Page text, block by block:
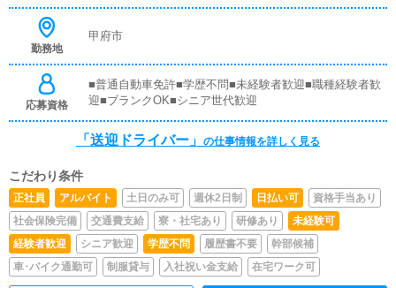
事務所や待機室の清掃を行っていただきます。キャストの
勤務地
甲府市
応募資格
■普通自動車免許■学歴不問■未経験者歓迎■職種経験者歓
迎■ブランクOK■シニア世代歓迎
「送迎ドライバー」 の仕事情報を詳しく見る
こだわり条件
正社員 アルバイト 土日のみ可 週休2日制 日払い可
資格手当あり
社会保険完備
交通費支給 寮・社宅あり 研修あり
未経験可
経験者歓迎
シニア歓迎 学歴不問 履歴書不要
幹部候補
車･バイク通勤可
制服貸与 入社祝い金支給 在宅ワーク可